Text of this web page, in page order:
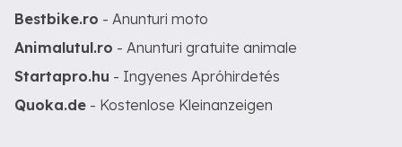
Bestbike.ro - Anunturi moto
Animalutul.ro - Anunturi gratuite animale
Startapro.hu - Ingyenes Apróhirdetés
Quoka.de - Kostenlose Kleinanzeigen